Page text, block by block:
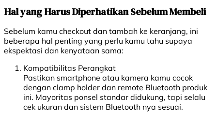
Hal yang Harus Diperhatikan Sebelum Membeli
Sebelum kamu checkout dan tambah ke keranjang, ini
beberapa hal penting yang perlu kamu tahu supaya
ekspektasi dan kenyataan sama:
Kompatibilitas Perangkat
Pastikan smartphone atau kamera kamu cocok
dengan clamp holder dan remote Bluetooth produk
ini. Mayoritas ponsel standar didukung, tapi selalu
cek ukuran dan sistem Bluetooth nya sesuai.